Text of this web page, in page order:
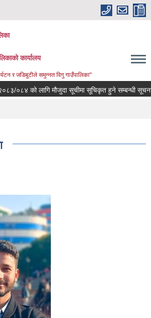
कार्यालय
र जडिबुटीले समुन्नत विगु गाउँपालिका"
को लागि मौजुदा सूचीमा सूचिकृत हुने सम्बन्धी सूचना